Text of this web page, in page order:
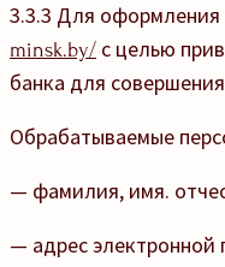
3.3.3 Для оформления
minsk.by/ с целью
банка для
Обрабатываемые
— фамилия, имя.
— адрес электронной